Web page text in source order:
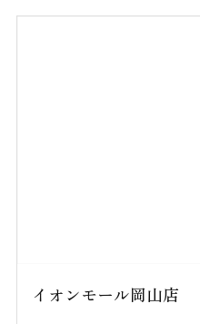
イオンモール岡山店